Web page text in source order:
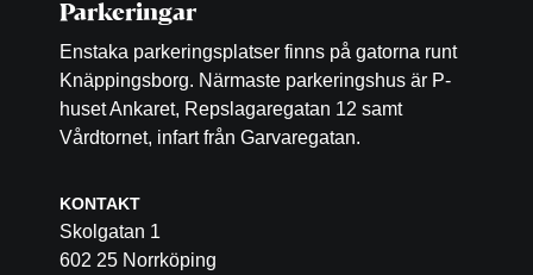
Parkeringar
Enstaka parkeringsplatser finns på gatorna runt
Knäppingsborg. Närmaste parkeringshus är P-
huset Ankaret, Repslagaregatan 12 samt
Vårdtornet, infart från Garvaregatan.
KONTAKT
Skolgatan 1
602 25 Norrköping